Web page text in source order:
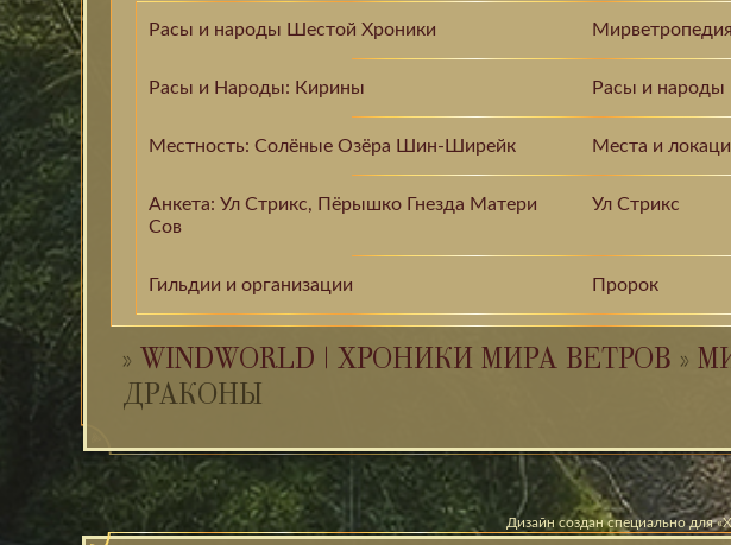
Расы и народы Шестой Хроники Мирветропедия
Расы и Народы: Кирины Расы и народы
Местность: Солёные Озёра Шин-Ширейк Места и
Анкета: Ул Стрикс, Пёрышко Гнезда Матери
Сов
Ул Стрикс
Гильдии и организации Пророк
» WINDWORLD | ХРОНИКИ МИРА ВЕТРОВ »
ДРАКОНЫ
Дизайн создан специально для